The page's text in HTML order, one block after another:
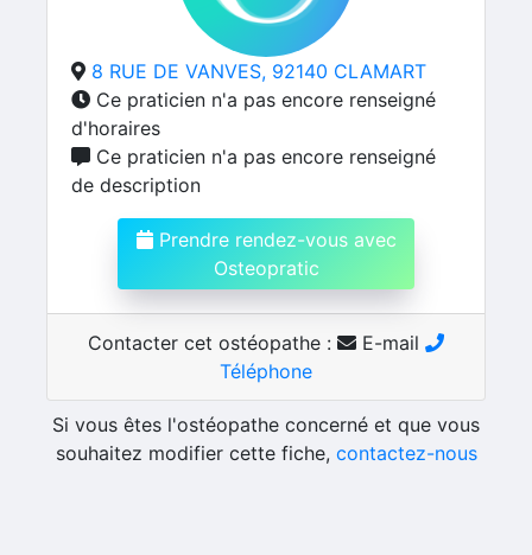
8 RUE DE VANVES, 92140 CLAMART
Ce praticien n'a pas encore renseigné
d'horaires
Ce praticien n'a pas encore renseigné
de description
Prendre rendez-vous avec
Osteopratic
Contacter cet ostéopathe :
E-mail
Téléphone
Si vous êtes l'ostéopathe concerné et que vous
souhaitez modifier cette fiche, contactez-nous